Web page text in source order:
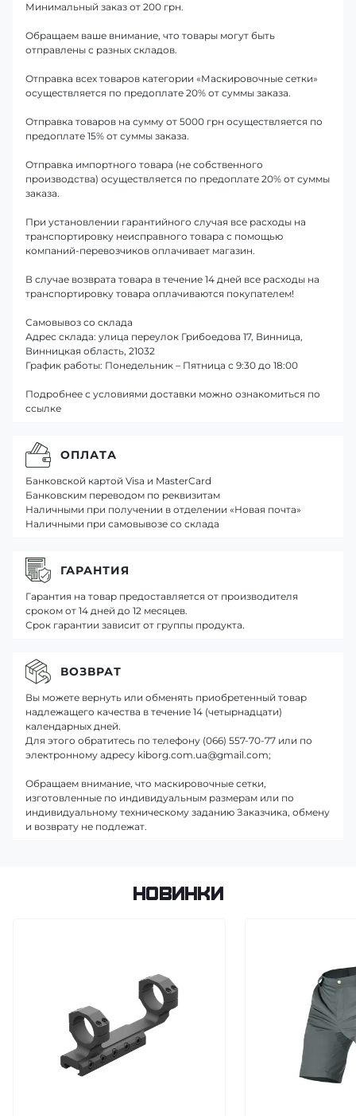
Минимальный заказ от 200 грн.
Обращаем ваше внимание, что товары могут быть
отправлены с разных складов.
Отправка всех товаров категории «Маскировочные сетки»
осуществляется по предоплате 20% от суммы заказа.
Отправка товаров на сумму от 5000 грн осуществляется по
предоплате 15% от суммы заказа.
Отправка импортного товара (не собственного
производства) осуществляется по предоплате 20% от суммы
заказа.
При установлении гарантийного случая все расходы на
транспортировку неисправного товара с помощью
компаний-перевозчиков оплачивает магазин.
В случае возврата товара в течение 14 дней все расходы на
транспортировку товара оплачиваются покупателем!
Самовывоз со склада
Адрес склада: улица переулок Грибоедова 17, Винница,
Винницкая область, 21032
График работы: Понедельник – Пятница с 9:30 до 18:00
Подробнее с условиями доставки можно ознакомиться по
ссылке
ОПЛАТА
Банковской картой Visa и MasterCard
Банковским переводом по реквизитам
Наличными при получении в отделении «Новая почта»
Наличными при самовывозе со склада
ГАРАНТИЯ
Гарантия на товар предоставляется от производителя
сроком от 14 дней до 12 месяцев.
Срок гарантии зависит от группы продукта.
ВОЗВРАТ
Вы можете вернуть или обменять приобретенный товар
надлежащего качества в течение 14 (четырнадцати)
календарных дней.
Для этого обратитесь по телефону (066) 557-70-77 или по
электронному адресу kiborg.com.ua@gmail.com;
Обращаем внимание, что маскировочные сетки,
изготовленные по индивидуальным размерам или по
индивидуальному техническому заданию Заказчика, обмену
и возврату не подлежат.
Новинки